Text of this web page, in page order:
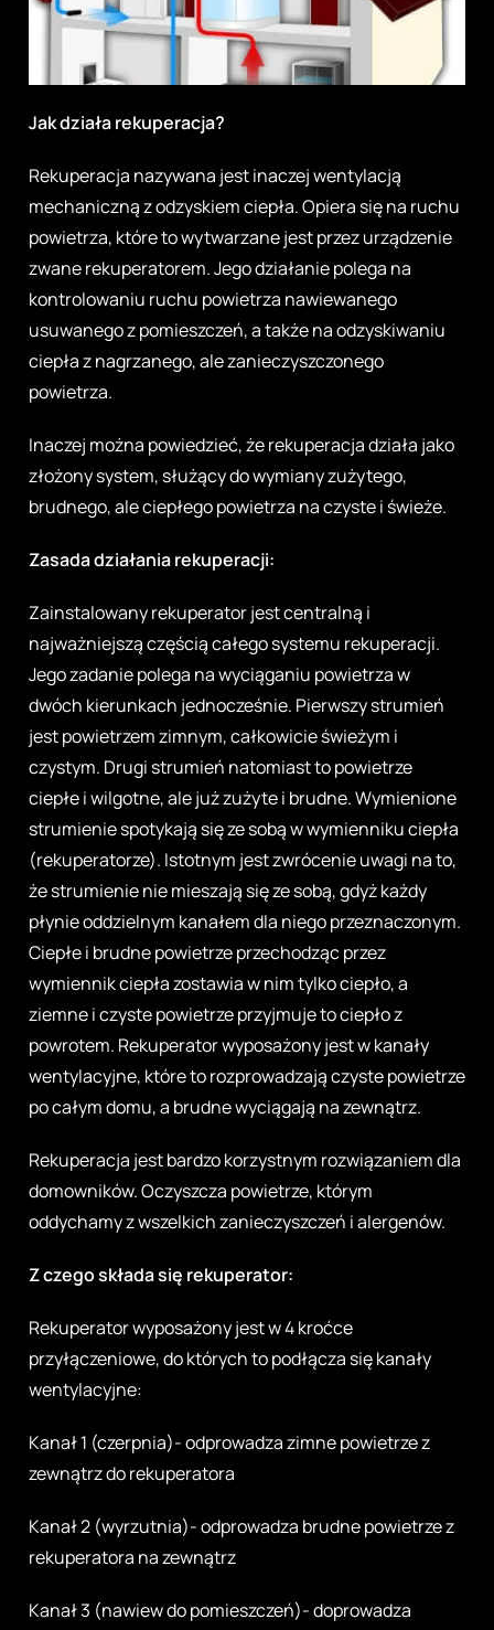
Jak działa rekuperacja?
Rekuperacja nazywana jest inaczej wentylacją
mechaniczną z odzyskiem ciepła. Opiera się na ruchu
powietrza, które to wytwarzane jest przez urządzenie
zwane rekuperatorem. Jego działanie polega na
kontrolowaniu ruchu powietrza nawiewanego
usuwanego z pomieszczeń, a także na odzyskiwaniu
ciepła z nagrzanego, ale zanieczyszczonego
powietrza.
Inaczej można powiedzieć, że rekuperacja działa jako
złożony system, służący do wymiany zużytego,
brudnego, ale ciepłego powietrza na czyste i świeże.
Zasada działania rekuperacji:
Zainstalowany rekuperator jest centralną i
najważniejszą częścią całego systemu rekuperacji.
Jego zadanie polega na wyciąganiu powietrza w
dwóch kierunkach jednocześnie. Pierwszy strumień
jest powietrzem zimnym, całkowicie świeżym i
czystym. Drugi strumień natomiast to powietrze
ciepłe i wilgotne, ale już zużyte i brudne. Wymienione
strumienie spotykają się ze sobą w wymienniku ciepła
(rekuperatorze). Istotnym jest zwrócenie uwagi na to,
że strumienie nie mieszają się ze sobą, gdyż każdy
płynie oddzielnym kanałem dla niego przeznaczonym.
Ciepłe i brudne powietrze przechodząc przez
wymiennik ciepła zostawia w nim tylko ciepło, a
ziemne i czyste powietrze przyjmuje to ciepło z
powrotem. Rekuperator wyposażony jest w kanały
wentylacyjne, które to rozprowadzają czyste powietrze
po całym domu, a brudne wyciągają na zewnątrz.
Rekuperacja jest bardzo korzystnym rozwiązaniem dla
domowników. Oczyszcza powietrze, którym
oddychamy z wszelkich zanieczyszczeń i alergenów.
Z czego składa się rekuperator:
Rekuperator wyposażony jest w 4 kroćce
przyłączeniowe, do których to podłącza się kanały
wentylacyjne:
Kanał 1 (czerpnia)- odprowadza zimne powietrze z
zewnątrz do rekuperatora
Kanał 2 (wyrzutnia)- odprowadza brudne powietrze z
rekuperatora na zewnątrz
Kanał 3 (nawiew do pomieszczeń)- doprowadza